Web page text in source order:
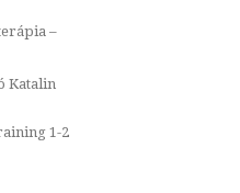
–
(Rekesz)
Training 1-2